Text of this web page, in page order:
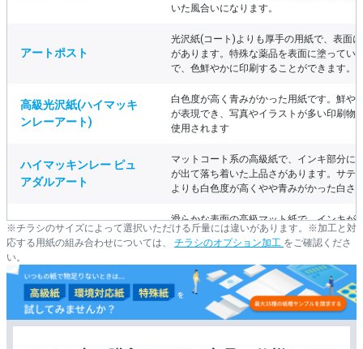
いた風合いになります。
アートポスト
光沢紙(コート)よりも厚手の用紙で、表面
があります。特殊な薬品を表面に塗ってい
で、色鮮やかに印刷することができます。
高級光沢紙(ハイマッキ
ンレーアート)
白色度が高く青みがかった用紙です。鮮や
が表現でき、写真やイラストが多い印刷物
使用されます
ハイマッキンレー ピュ
アダルアート
マットコート系の高級紙で、インキ部分に
が出て落ち着いた上品さがあります。サテ
よりも白色度が高くやや青みがかった白さ
サテン金藤
滑らかな表面の高級マット紙で、インキが
部分に光沢感が出て落ち着いた上品さがあ
す。
最高級上質紙(マシュマ
ロ)
高白色の用紙でマシュマロのような柔らか
ときめ細やかな用紙です。
滑らかな表面の高級マット紙で、インキが
※チラシのサイズによって選択いただける斤量には違いがあります。※加工と対
応する用紙の組み合わせについては、 チラシのオプション加工 をご確認くださ
い。